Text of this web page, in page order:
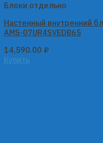
Блоки отдельно
Настенный внутренний
AMS-07UR4SVEDB65
14,590.00 ₽
Купить